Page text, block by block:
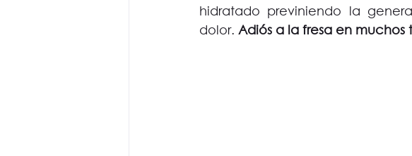
hidratado previniendo la
dolor. Adiós a la fresa en muchos